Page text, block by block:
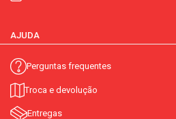
AJUDA
Perguntas frequentes
Troca e devolução
Entregas